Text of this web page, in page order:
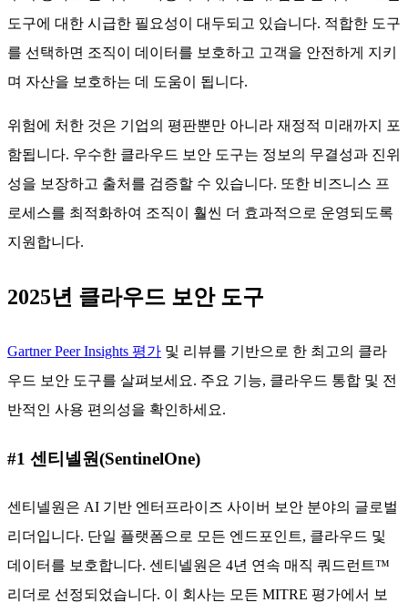
도구에 대한 시급한 필요성이 대두되고 있습니다. 적합한 도구
를 선택하면 조직이 데이터를 보호하고 고객을 안전하게 지키
며 자산을 보호하는 데 도움이 됩니다.
위험에 처한 것은 기업의 평판뿐만 아니라 재정적 미래까지 포
함됩니다. 우수한 클라우드 보안 도구는 정보의 무결성과 진위
성을 보장하고 출처를 검증할 수 있습니다. 또한 비즈니스 프
로세스를 최적화하여 조직이 훨씬 더 효과적으로 운영되도록
지원합니다.
2025년 클라우드 보안 도구
Gartner Peer Insights 평가 및 리뷰를 기반으로 한 최고의 클라
우드 보안 도구를 살펴보세요. 주요 기능, 클라우드 통합 및 전
반적인 사용 편의성을 확인하세요.
#1 센티넬원(SentinelOne)
센티넬원은 AI 기반 엔터프라이즈 사이버 보안 분야의 글로벌
리더입니다. 단일 플랫폼으로 모든 엔드포인트, 클라우드 및
데이터를 보호합니다. 센티넬원은 4년 연속 매직 쿼드런트™
리더로 선정되었습니다. 이 회사는 모든 MITRE 평가에서 보